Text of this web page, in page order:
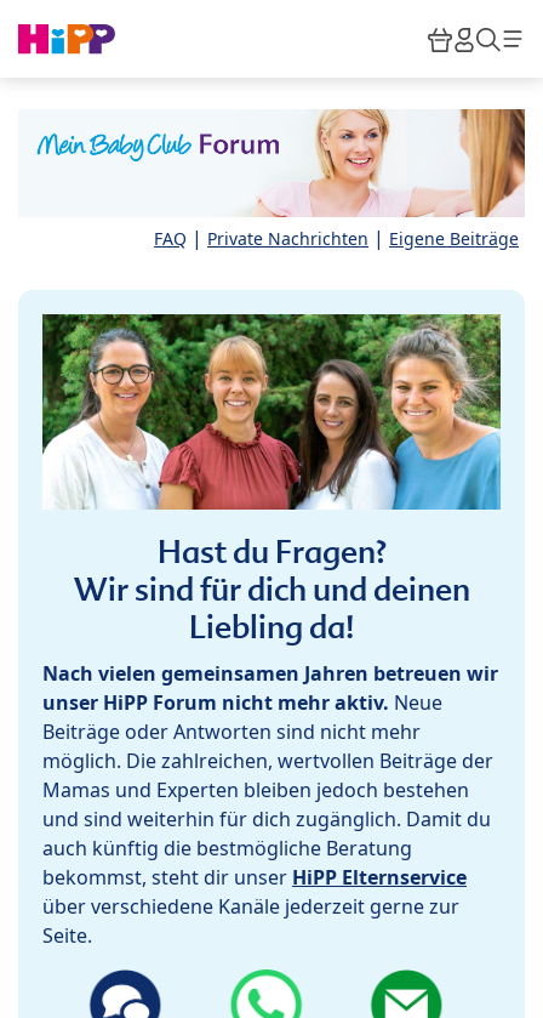
HiPP
FAQ | Private Nachrichten | Eigene Beiträge
Hast du Fragen?
Wir sind für dich und deinen
Liebling da!
Nach vielen gemeinsamen Jahren betreuen wir
unser HiPP Forum nicht mehr aktiv. Neue
Beiträge oder Antworten sind nicht mehr
möglich. Die zahlreichen, wertvollen Beiträge der
Mamas und Experten bleiben jedoch bestehen
und sind weiterhin für dich zugänglich. Damit du
auch künftig die bestmögliche Beratung
bekommst, steht dir unser HiPP Elternservice
über verschiedene Kanäle jederzeit gerne zur
Seite.